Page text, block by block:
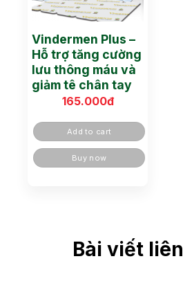
Vindermen Plus –
Hỗ trợ tăng cường
lưu thông máu và
giảm tê chân tay
165.000đ
Add to cart
Buy now
Bài viết